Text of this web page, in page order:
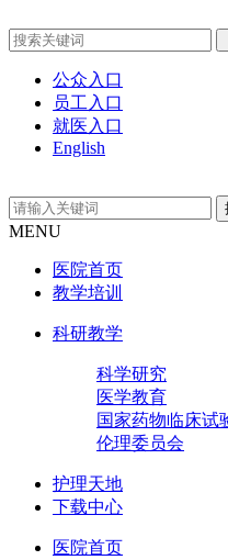
公众入口
员工入口
就医入口
English
MENU
医院首页
教学培训
科研教学
科学研究
医学教育
国家药物临床试
伦理委员会
护理天地
下载中心
医院首页